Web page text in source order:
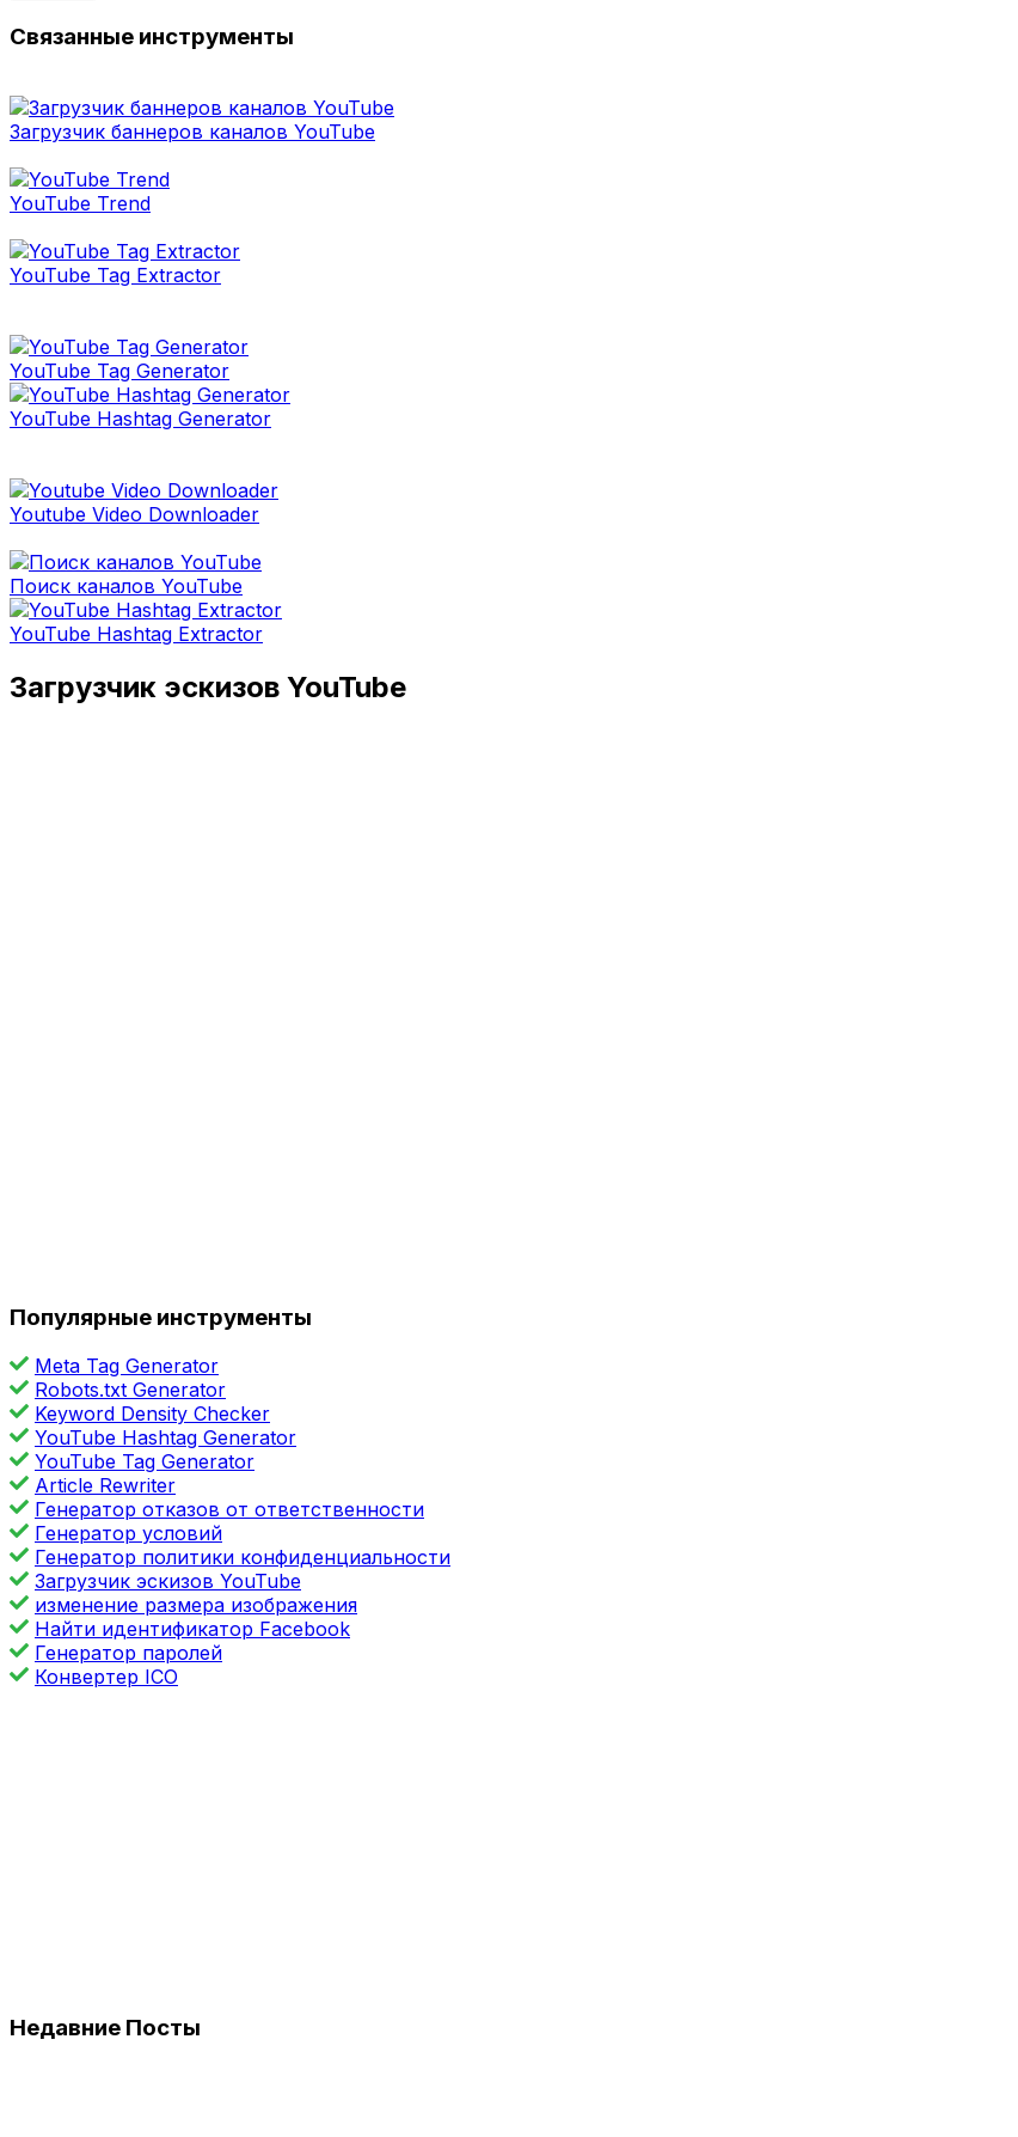
Связанные инструменты
Загрузчик баннеров каналов YouTube
YouTube Trend
YouTube Tag Extractor
YouTube Tag Generator
YouTube Hashtag Generator
Youtube Video Downloader
Поиск каналов YouTube
YouTube Hashtag Extractor
Загрузчик эскизов YouTube
Популярные инструменты
Meta Tag Generator
Robots.txt Generator
Keyword Density Checker
YouTube Hashtag Generator
YouTube Tag Generator
Article Rewriter
Генератор отказов от ответственности
Генератор условий
Генератор политики конфиденциальности
Загрузчик эскизов YouTube
изменение размера изображения
Найти идентификатор Facebook
Генератор паролей
Конвертер ICO
Недавние Посты